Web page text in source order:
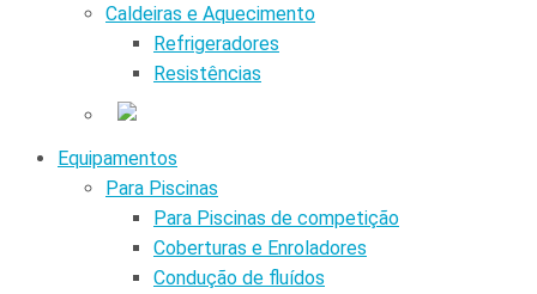
Caldeiras e Aquecimento
Refrigeradores
Resistências
Equipamentos
Para Piscinas
Para Piscinas de competição
Coberturas e Enroladores
Condução de fluídos